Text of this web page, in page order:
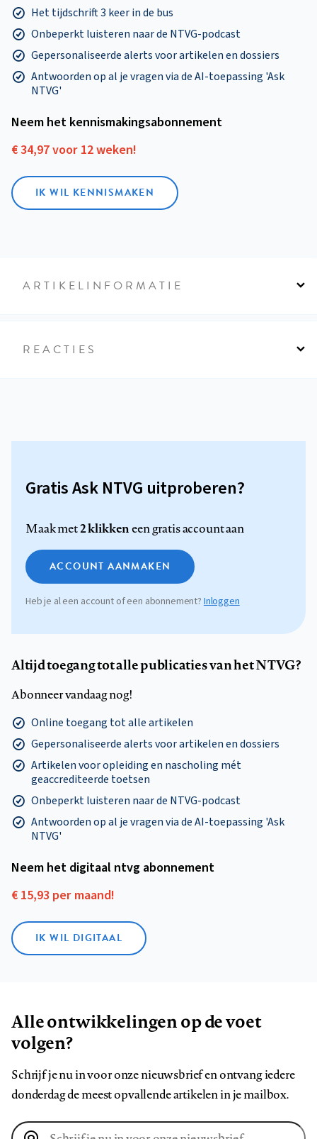
Het tijdschrift 3 keer in de bus
Onbeperkt luisteren naar de NTVG-podcast
Gepersonaliseerde alerts voor artikelen en dossiers
Antwoorden op al je vragen via de AI-toepassing 'Ask
NTVG'
Neem het kennismakings­abonnement
€ 34,97 voor 12 weken!
IK WIL KENNISMAKEN
ARTIKELINFORMATIE
REACTIES
Gratis Ask NTVG uitproberen?
Maak met2 klikkeneen gratis account aan
ACCOUNT AANMAKEN
Heb je al een account of een abonnement? Inloggen
Altijd toegang tot alle publicaties van het NTVG?
Abonneer vandaag nog!
Online toegang tot alle artikelen
Gepersonaliseerde alerts voor artikelen en dossiers
Artikelen voor opleiding en nascholing mét
geaccrediteerde toetsen
Onbeperkt luisteren naar de NTVG-podcast
Antwoorden op al je vragen via de AI-toepassing 'Ask
NTVG'
Neem het digitaal ntvg abonnement
€ 15,93 per maand!
IK WIL DIGITAAL
Alle ontwikkelingen op de voet
volgen?
Schrijf je nu in voor onze nieuwsbrief en ontvang iedere
donderdag de meest opvallende artikelen in je mailbox.